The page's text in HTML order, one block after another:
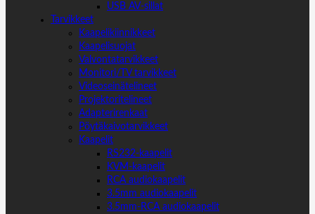
USB AV-sillat
Tarvikkeet
Kaapelikiinnikkeet
Kaapelisuojat
Valvontatarvikkeet
Monitori/TV tarvikkeet
Videoseinätelineet
Projektoritelineet
Adapterirenkaat
Pöytäkaivotarvikkeet
Kaapelit
RS232-kaapelit
KVM-kaapelit
RCA audiokaapelit
3.5mm audiokaapelit
3.5mm-RCA audiokaapelit